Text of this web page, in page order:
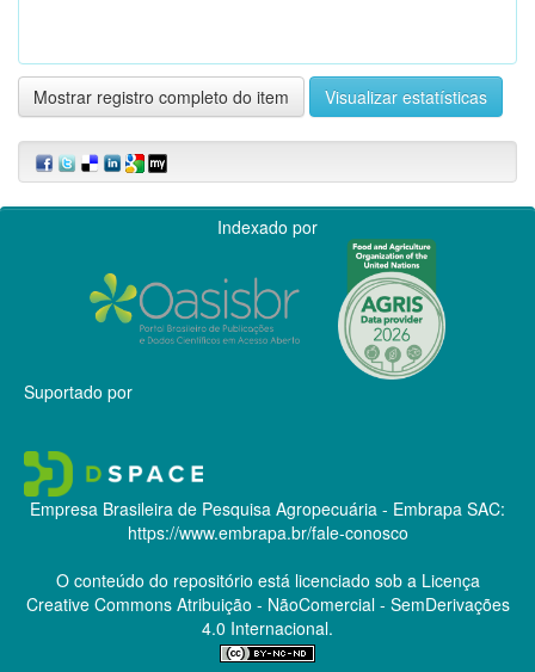
Mostrar registro completo do item Visualizar estatísticas
Indexado por
Suportado por
Empresa Brasileira de Pesquisa Agropecuária - Embrapa SAC:
https://www.embrapa.br/fale-conosco
O conteúdo do repositório está licenciado sob a Licença
Creative CommonsAtribuição - NãoComercial - SemDerivações
4.0 Internacional.